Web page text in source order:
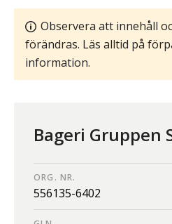
Observera att innehåll
förändras. Läs alltid på
information.
Bageri Gruppen
ORG. NR.
556135-6402